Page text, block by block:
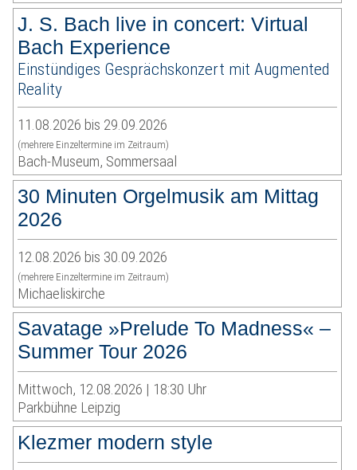
J. S. Bach live in concert: Virtual
Bach Experience
Einstündiges Gesprächskonzert mit Augmented
Reality
11.08.2026 bis 29.09.2026
(mehrere Einzeltermine im Zeitraum)
Bach-Museum, Sommersaal
30 Minuten Orgelmusik am Mittag
2026
12.08.2026 bis 30.09.2026
(mehrere Einzeltermine im Zeitraum)
Michaeliskirche
Savatage »Prelude To Madness« –
Summer Tour 2026
Mittwoch, 12.08.2026 | 18:30 Uhr
Parkbühne Leipzig
Klezmer modern style